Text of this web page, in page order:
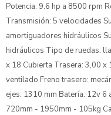
Potencia: 9.6 hp a 8500 rpm
Transmisión: 5 velocidades
amortiguadores hidráulicos
hidráulicos Tipo de ruedas:
x 18 Cubierta Trasera: 3,00 x
ventilado Freno trasero:
ejes: 1310 mm Batería: 12v
720mm - 1950mm - 105kg